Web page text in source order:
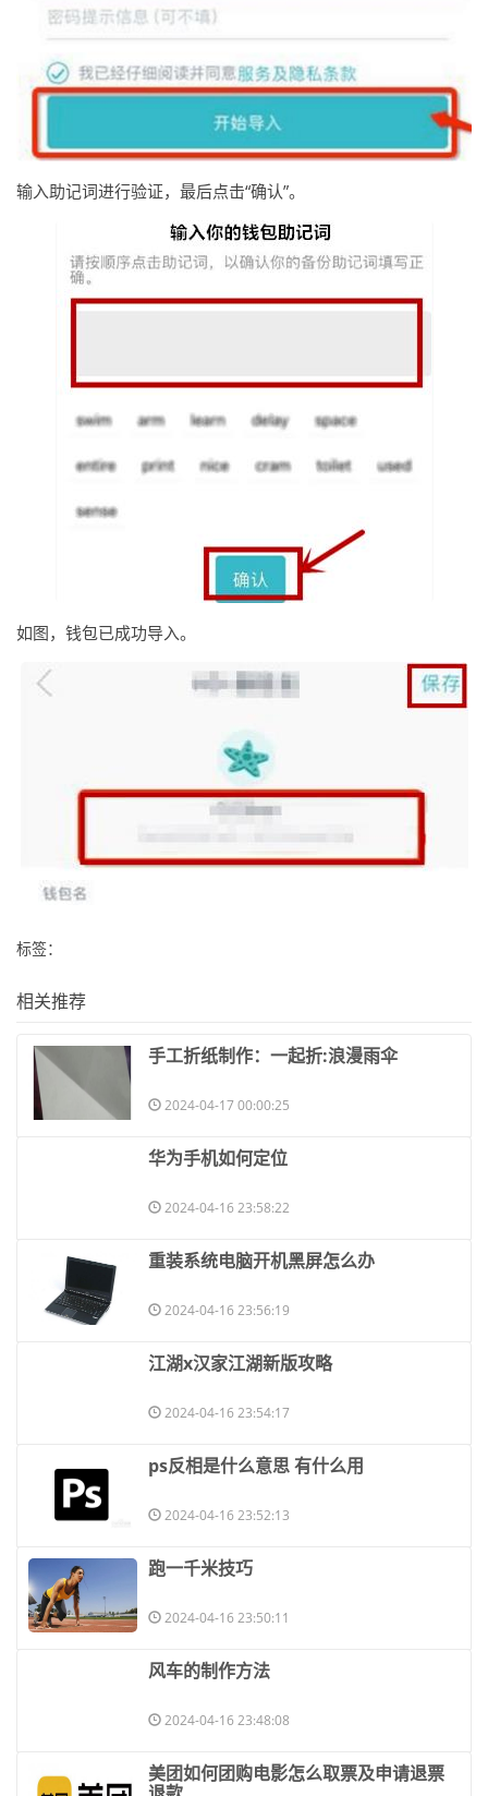
输入助记词进行验证，最后点击“确认”。
如图，钱包已成功导入。
标签：
相关推荐
​手工折纸制作：一起折:浪漫雨伞
2024-04-17 00:00:25
​华为手机如何定位
2024-04-16 23:58:22
​重装系统电脑开机黑屏怎么办
2024-04-16 23:56:19
​江湖x汉家江湖新版攻略
2024-04-16 23:54:17
​ps反相是什么意思 有什么用
2024-04-16 23:52:13
​跑一千米技巧
2024-04-16 23:50:11
​风车的制作方法
2024-04-16 23:48:08
​美团如何团购电影怎么取票及申请退票